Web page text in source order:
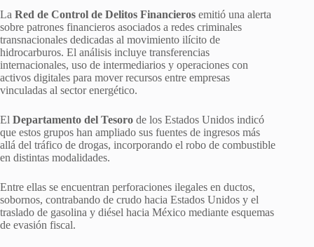
La Red de Control de Delitos Financieros emitió una alerta
sobre patrones financieros asociados a redes criminales
transnacionales dedicadas al movimiento ilícito de
hidrocarburos. El análisis incluye transferencias
internacionales, uso de intermediarios y operaciones con
activos digitales para mover recursos entre empresas
vinculadas al sector energético.
El Departamento del Tesoro de los Estados Unidos indicó
que estos grupos han ampliado sus fuentes de ingresos más
allá del tráfico de drogas, incorporando el robo de combustible
en distintas modalidades.
Entre ellas se encuentran perforaciones ilegales en ductos,
sobornos, contrabando de crudo hacia Estados Unidos y el
traslado de gasolina y diésel hacia México mediante esquemas
de evasión fiscal.